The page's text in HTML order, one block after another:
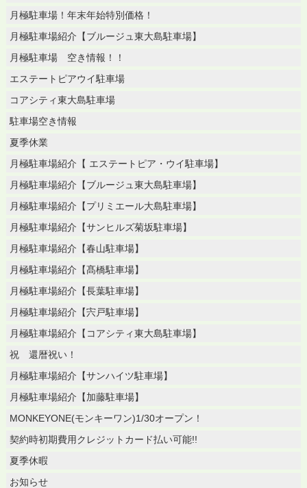
月極駐車場！年末年始特別価格！
月極駐車場紹介【ブルージュ東大島駐車場】
月極駐車場 空き情報！！
エステートピアウイ駐車場
コアシティ東大島駐車場
駐車場空き情報
夏季休業
月極駐車場紹介【 エステートピア・ウイ駐車場】
月極駐車場紹介【ブルージュ東大島駐車場】
月極駐車場紹介【プリミエール大島駐車場】
月極駐車場紹介【サンヒルズ菊坂駐車場】
月極駐車場紹介【春山駐車場】
月極駐車場紹介【髙橋駐車場】
月極駐車場紹介【長葉駐車場】
月極駐車場紹介【宍戸駐車場】
月極駐車場紹介【コアシティ東大島駐車場】
祝 還暦祝い！
月極駐車場紹介【サンハイツ駐車場】
月極駐車場紹介【加藤駐車場】
MONKEYONE(モンキーワン)1/30オープン！
契約時初期費用クレジットカード払い可能!!
夏季休暇
お知らせ